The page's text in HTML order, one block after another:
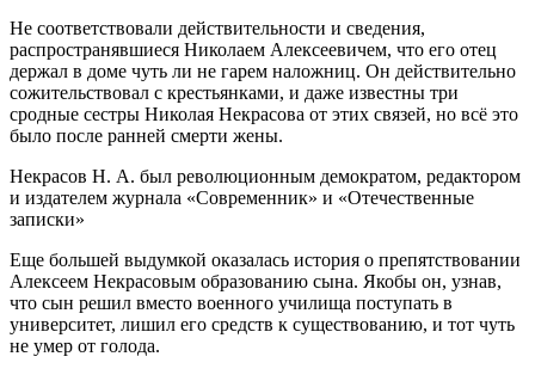
Не соответствовали действительности и сведения,
распространявшиеся Николаем Алексеевичем, что его отец
держал в доме чуть ли не гарем наложниц. Он действительно
сожительствовал с крестьянками, и даже известны три
сродные сестры Николая Некрасова от этих связей, но всё это
было после ранней смерти жены.
Некрасов Н. А. был революционным демократом, редактором
и издателем журнала «Современник» и «Отечественные
записки»
Еще большей выдумкой оказалась история о препятствовании
Алексеем Некрасовым образованию сына. Якобы он, узнав,
что сын решил вместо военного училища поступать в
университет, лишил его средств к существованию, и тот чуть
не умер от голода.